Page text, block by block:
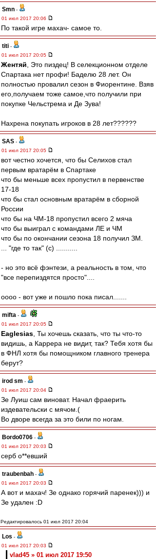
Smn -
01 июл 2017 20:06
По такой игре махач- самое то.
titi -
01 июл 2017 20:05
Жентяй , Это пиздец! В селекционном отделе
Спартака нет профи! Баделю 28 лет. Он
полностью провалил сезон в Фиорентине. Взяв
его,получаем тоже самое,что получили при
покупке Чельстрема и Де Зува!
Нахрена покупать игроков в 28 лет??????
SAS -
01 июл 2017 20:05
вот честно хочется, что бы Селихов стал
первым вратарём в Спартаке
что бы меньше всех пропустил в первенстве
17-18
что бы стал основным вратарём в сборной
России
что бы на ЧМ-18 пропустил всего 2 мяча
что бы выиграл с командами ЛЕ и ЧМ
что бы по окончании сезона 18 получил ЗМ.
... "где то так" (c) ...........
- но это всё фэнтези, а реальность в том, что
"все перепиздятся просто"....
оооо - вот уже и пошло пока писал.......
mifta -
01 июл 2017 20:05
Eaglesias , Ты хочешь сказать, что ты что-то
видишь, а Каррера не видит, так? Тебя хотя бы
в ФНЛ хотя бы помощником главного тренера
берут?
irod sm -
01 июл 2017 20:04
Зе Луиш сам виноват. Начал фраерить
издевательски с мячом.(
Во дворе всегда за это били по ногам.
Bordo0706 -
01 июл 2017 20:03
серб о**евший
traubenbah -
01 июл 2017 20:03
А вот и махач! Зе однако горячий паренек))) и
Зе удален :D
Редактировалось 01 июл 2017 20:04
Los -
01 июл 2017 20:03
vlad45 » 01 июл 2017 19:50